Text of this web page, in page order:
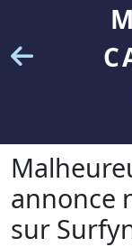
annonce
sur